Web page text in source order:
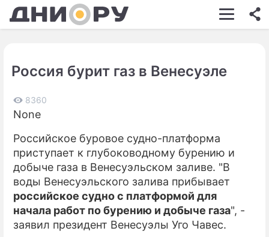
ШОУ-БИЗНЕС
КИНО
ЭКОНОМИКА
ПРОИСШЕСТВИЯ
СОННИК
СТИЛЬ ЖИЗНИ
Россия бурит газ в Венесуэле
8360
None
Российское буровое судно-платформа
приступает к глубоководному бурению и
добыче газа в Венесуэльском заливе. "В
воды Венесуэльского залива прибывает
российское судно с платформой для
начала работ по бурению и добыче газа", -
заявил президент Венесуэлы Уго Чавес.